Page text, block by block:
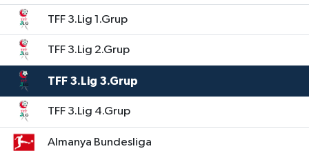
TFF 3.Lig 1.Grup
TFF 3.Lig 2.Grup
TFF 3.Lig 3.Grup
TFF 3.Lig 4.Grup
Almanya Bundesliga